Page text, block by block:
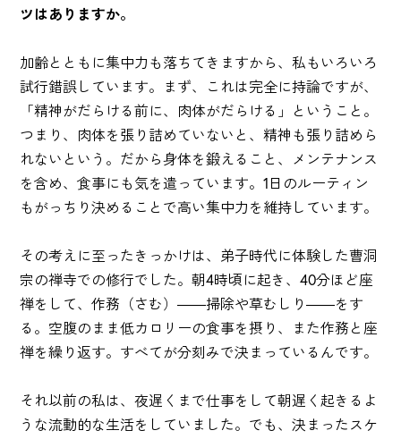
ツはありますか。
加齢とともに集中力も落ちてきますから、私もいろいろ
試行錯誤しています。まず、これは完全に持論ですが、
「精神がだらける前に、肉体がだらける」ということ。
つまり、肉体を張り詰めていないと、精神も張り詰めら
れないという。だから身体を鍛えること、メンテナンス
を含め、食事にも気を遣っています。1日のルーティン
もがっちり決めることで高い集中力を維持しています。
その考えに至ったきっかけは、弟子時代に体験した曹洞
宗の禅寺での修行でした。朝4時頃に起き、40分ほど座
禅をして、作務（さむ）――掃除や草むしり――をす
る。空腹のまま低カロリーの食事を摂り、また作務と座
禅を繰り返す。すべてが分刻みで決まっているんです。
それ以前の私は、夜遅くまで仕事をして朝遅く起きるよ
うな流動的な生活をしていました。でも、決まったスケ